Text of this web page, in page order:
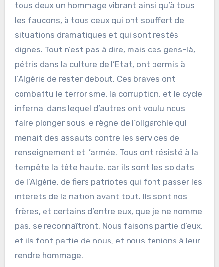
tous deux un hommage vibrant ainsi qu’à tous
les faucons, à tous ceux qui ont souffert de
situations dramatiques et qui sont restés
dignes. Tout n’est pas à dire, mais ces gens-là,
pétris dans la culture de l’Etat, ont permis à
l’Algérie de rester debout. Ces braves ont
combattu le terrorisme, la corruption, et le cycle
infernal dans lequel d’autres ont voulu nous
faire plonger sous le règne de l’oligarchie qui
menait des assauts contre les services de
renseignement et l’armée. Tous ont résisté à la
tempête la tête haute, car ils sont les soldats
de l’Algérie, de fiers patriotes qui font passer les
intérêts de la nation avant tout. Ils sont nos
frères, et certains d’entre eux, que je ne nomme
pas, se reconnaîtront. Nous faisons partie d’eux,
et ils font partie de nous, et nous tenions à leur
rendre hommage.